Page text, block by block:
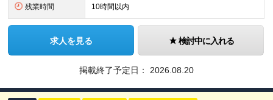
残業時間 10時間以内
求人を見る 検討中に入れる
掲載終了予定日： 2026.08.20